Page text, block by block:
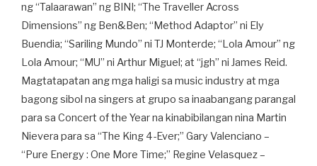
ng “Talaarawan” ng BINI; “The Traveller Across
Dimensions” ng Ben&Ben; “Method Adaptor” ni Ely
Buendia; “Sariling Mundo” ni TJ Monterde; “Lola Amour” ng
Lola Amour; “MU” ni Arthur Miguel; at “jgh” ni James Reid.
Magtatapatan ang mga haligi sa music industry at mga
bagong sibol na singers at grupo sa inaabangang parangal
para sa Concert of the Year na kinabibilangan nina Martin
Nievera para sa “The King 4-Ever;” Gary Valenciano –
“Pure Energy : One More Time;” Regine Velasquez –